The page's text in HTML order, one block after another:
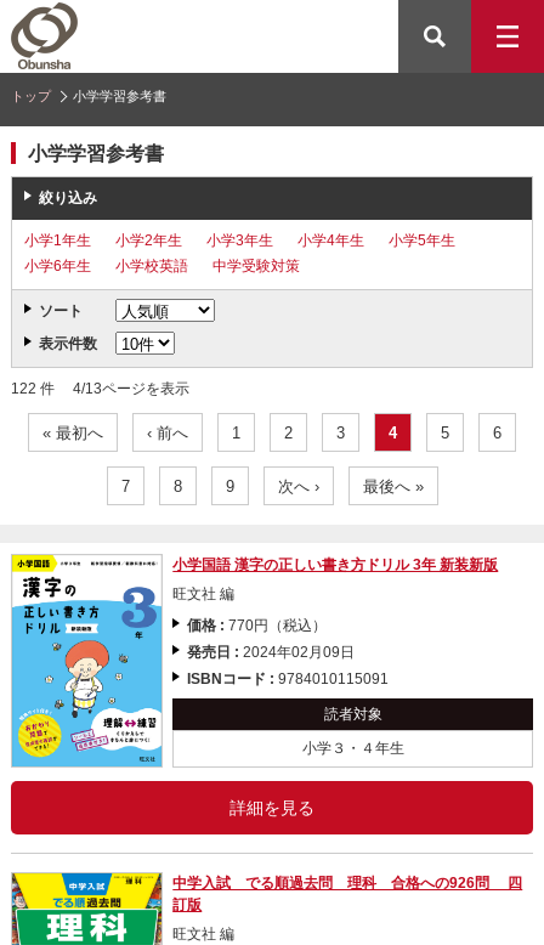
トップ 小学学習参考書
小学学習参考書
絞り込み
小学1年生 小学2年生 小学3年生 小学4年生
小学5年生
小学6年生
小学校英語 中学受験対策
ソート
表示件数
122 件 4/13ページを表示
« 最初へ ‹ 前へ 1 2 3 4 5 6
7 8 9 次へ › 最後へ »
小学国語 漢字の正しい書き方ドリル 3年 新装新版
旺文社 編
価格 :770円（税込）
発売日 :2024年02月09日
ISBNコード :9784010115091
読者対象
小学３・４年生
詳細を見る
中学入試 でる順過去問 理科 合格への926問 四
訂版
旺文社 編